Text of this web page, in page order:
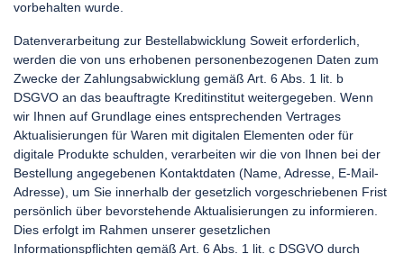
vorbehalten wurde.
Datenverarbeitung zur Bestellabwicklung Soweit erforderlich,
werden die von uns erhobenen personenbezogenen Daten zum
Zwecke der Zahlungsabwicklung gemäß Art. 6 Abs. 1 lit. b
DSGVO an das beauftragte Kreditinstitut weitergegeben. Wenn
wir Ihnen auf Grundlage eines entsprechenden Vertrages
Aktualisierungen für Waren mit digitalen Elementen oder für
digitale Produkte schulden, verarbeiten wir die von Ihnen bei der
Bestellung angegebenen Kontaktdaten (Name, Adresse, E-Mail-
Adresse), um Sie innerhalb der gesetzlich vorgeschriebenen Frist
persönlich über bevorstehende Aktualisierungen zu informieren.
Dies erfolgt im Rahmen unserer gesetzlichen
Informationspflichten gemäß Art. 6 Abs. 1 lit. c DSGVO durch